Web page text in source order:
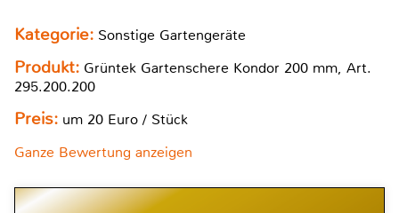
Kategorie: Sonstige Gartengeräte
Produkt: Grüntek Gartenschere Kondor 200 mm, Art.
295.200.200
Preis: um 20 Euro / Stück
Ganze Bewertung anzeigen